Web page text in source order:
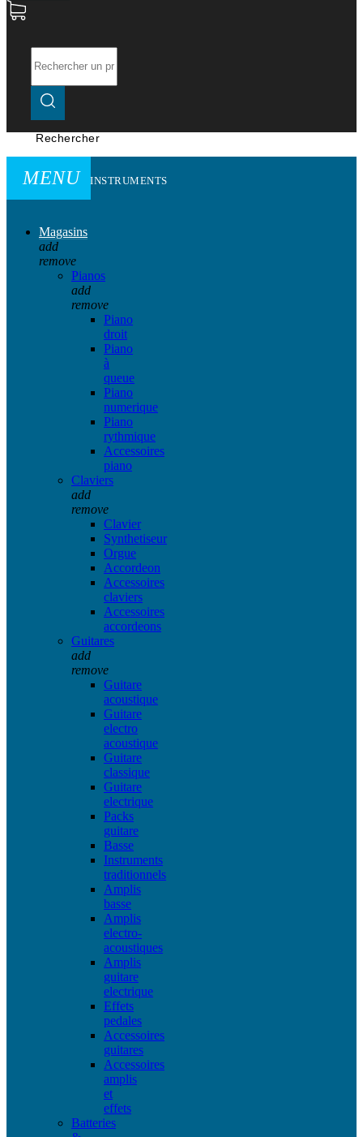
Rechercher
MENU INSTRUMENTS
Magasins
add
remove
Pianos
add
remove
Piano
droit
Piano
à
queue
Piano
numerique
Piano
rythmique
Accessoires
piano
Claviers
add
remove
Clavier
Synthetiseur
Orgue
Accordeon
Accessoires
claviers
Accessoires
accordeons
Guitares
add
remove
Guitare
acoustique
Guitare
electro
acoustique
Guitare
classique
Guitare
electrique
Packs
guitare
Basse
Instruments
traditionnels
Amplis
basse
Amplis
electro-
acoustiques
Amplis
guitare
electrique
Effets
pedales
Accessoires
guitares
Accessoires
amplis
et
effets
Batteries